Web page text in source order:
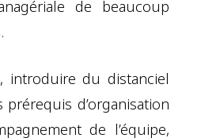
de beaucoup
introduire du distanciel
d’organisation
de l’équipe,